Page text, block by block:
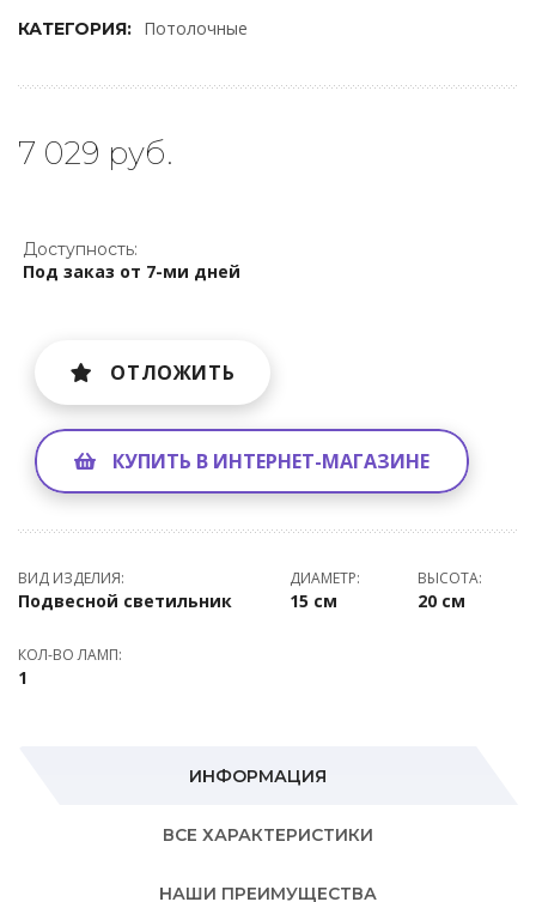
КАТЕГОРИЯ: Потолочные
7 029 руб.
Доступность:
Под заказ от 7-ми дней
ОТЛОЖИТЬ
КУПИТЬ В ИНТЕРНЕТ-МАГАЗИНЕ
ВИД ИЗДЕЛИЯ:
Подвесной светильник
ДИАМЕТР:
15 см
ВЫСОТА:
20 см
КОЛ-ВО ЛАМП:
1
ИНФОРМАЦИЯ
ВСЕ ХАРАКТЕРИСТИКИ
НАШИ ПРЕИМУЩЕСТВА